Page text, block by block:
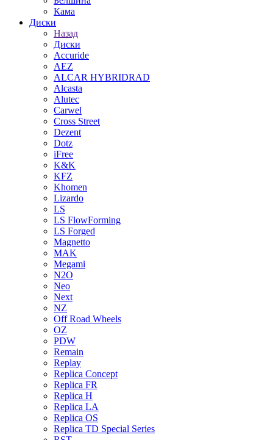
Кама
Диски
Назад
Диски
Accuride
AEZ
ALCAR HYBRIDRAD
Alcasta
Alutec
Carwel
Cross Street
Dezent
Dotz
iFree
K&K
KFZ
Khomen
Lizardo
LS
LS FlowForming
LS Forged
Magnetto
MAK
Megami
N2O
Neo
Next
NZ
Off Road Wheels
OZ
PDW
Remain
Replay
Replica Concept
Replica FR
Replica H
Replica LA
Replica OS
Replica TD Special Series